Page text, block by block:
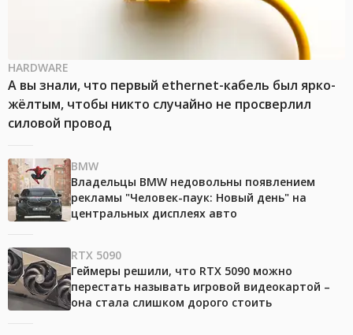
HARDWARE
А вы знали, что первый ethernet-кабель был ярко-
жёлтым, чтобы никто случайно не просверлил
силовой провод
BMW
Владельцы BMW недовольны появлением
рекламы "Человек-паук: Новый день" на
центральных дисплеях авто
RTX 5090
Геймеры решили, что RTX 5090 можно
перестать называть игровой видеокартой –
она стала слишком дорого стоить